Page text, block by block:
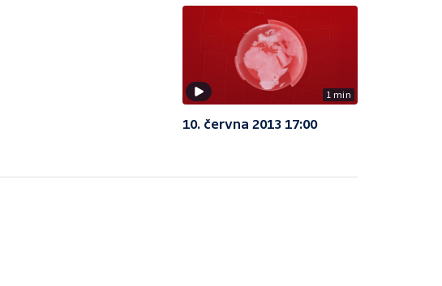
1 min
10. června 2013 17:00